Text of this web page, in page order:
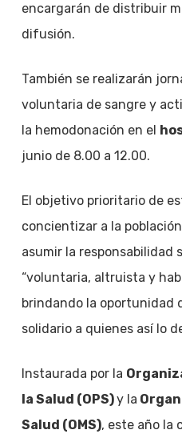
encargarán de distribuir
difusión.
También se realizarán
voluntaria de sangre y
la hemodonación en el
junio de 8.00 a 12.00.
El objetivo prioritario de
concientizar a la
asumir la responsabilidad
“voluntaria, altruista y
brindando la oportunidad
solidario a quienes así lo
Instaurada por la
la Salud (OPS)y la
Salud (OMS), este año la